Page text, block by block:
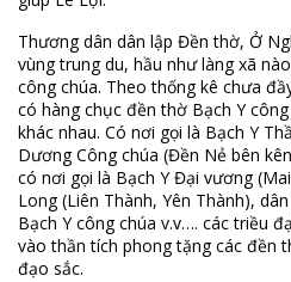
Thương dân dân lập Đền thờ, Ở
vùng trung du, hầu như làng xã
công chúa. Theo thống kê chưa
có hàng chục đền thờ Bạch Y
khác nhau. Có nơi gọi là Bạch Y
Dương Công chúa (Đền Nẻ bên
có nơi gọi là Bạch Y Đại vương
Long (Liên Thành, Yên Thành),
Bạch Y công chúa v.v…. các triều
vào thần tích phong tặng các đền
đạo sắc.